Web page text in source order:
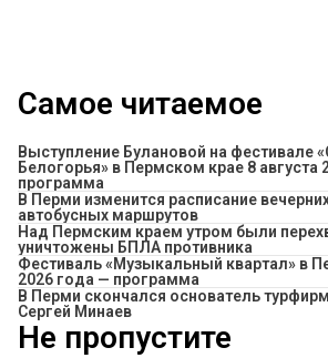
Самое читаемое
Выступление Булановой на фестивале
Белогорья» в Пермском крае 8 августа
программа
​В Перми изменится расписание
автобусных маршрутов
Над Пермским краем утром были
уничтожены БПЛА противника
Фестиваль «Музыкальный квартал» в
2026 года — программа
В Перми скончался основатель
Сергей Минаев
Не пропустите